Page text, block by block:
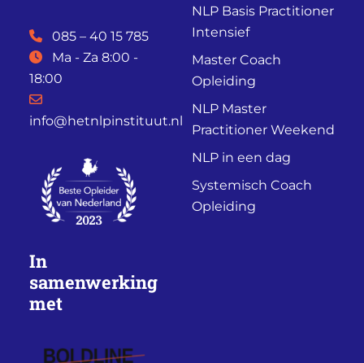
085 – 40 15 785
Ma - Za 8:00 -
18:00
info@hetnlpinstituut.nl
In
samenwerking
met
NLP Basis Practitioner
Intensief
Master Coach
Opleiding
NLP Master
Practitioner Weekend
NLP in een dag
Systemisch Coach
Opleiding